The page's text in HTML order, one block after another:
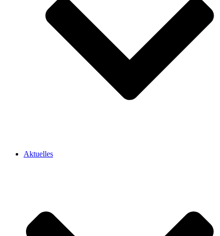
Aktuelles